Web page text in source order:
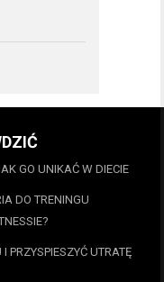
GO UNIKAĆ W DIECIE
DO TRENINGU
PRZYSPIESZYĆ UTRATĘ